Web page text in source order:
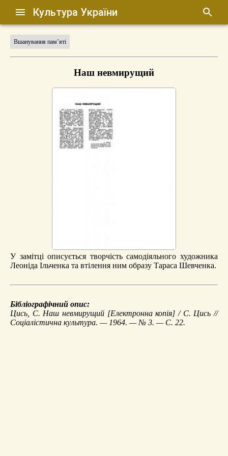
Культура України
Вшанування пам’яті
Наш невмирущий
У замітці описується творчість самодіяльного художника
Леоніда Ільченка та втілення ним образу Тараса Шевченка.
Бібліографічний опис:
Цись, С. Наш невмирущий [Електронна копія] / С. Цись //
Соціалістична культура. — 1964. — № 3. — С. 22.